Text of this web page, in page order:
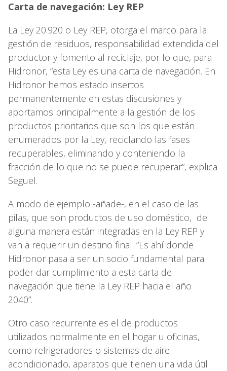
Carta de navegación: Ley REP
La Ley 20.920 o Ley REP, otorga el marco para la
gestión de residuos, responsabilidad extendida del
productor y fomento al reciclaje, por lo que, para
Hidronor, “esta Ley es una carta de navegación. En
Hidronor hemos estado insertos
permanentemente en estas discusiones y
aportamos principalmente a la gestión de los
productos prioritarios que son los que están
enumerados por la Ley, reciclando las fases
recuperables, eliminando y conteniendo la
fracción de lo que no se puede recuperar”, explica
Seguel.
A modo de ejemplo -añade-, en el caso de las
pilas, que son productos de uso doméstico, de
alguna manera están integradas en la Ley REP y
van a requerir un destino final. “Es ahí donde
Hidronor pasa a ser un socio fundamental para
poder dar cumplimiento a esta carta de
navegación que tiene la Ley REP hacia el año
2040”.
Otro caso recurrente es el de productos
utilizados normalmente en el hogar u oficinas,
como refrigeradores o sistemas de aire
acondicionado, aparatos que tienen una vida útil